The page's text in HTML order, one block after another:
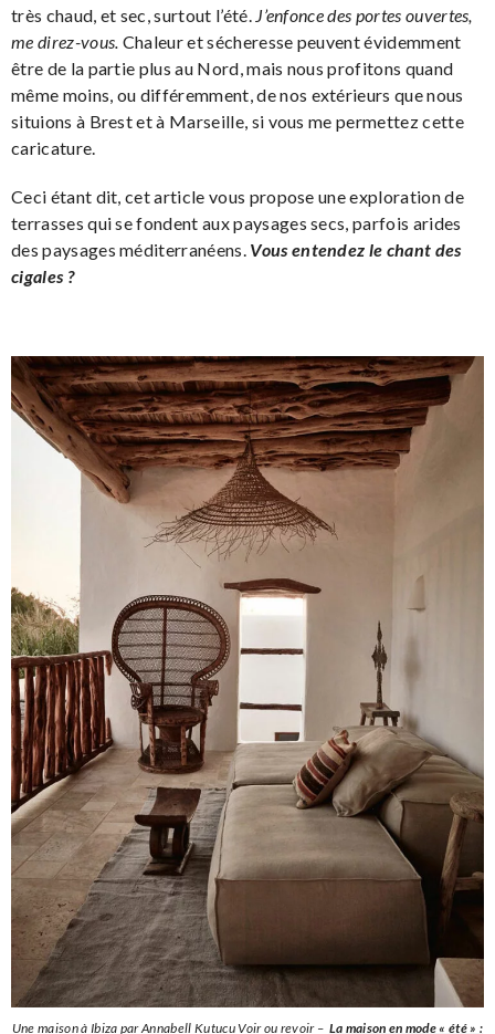
très chaud, et sec, surtout l’été. J’enfonce des portes ouvertes,
me direz-vous. Chaleur et sécheresse peuvent évidemment
être de la partie plus au Nord, mais nous profitons quand
même moins, ou différemment, de nos extérieurs que nous
situions à Brest et à Marseille, si vous me permettez cette
caricature.
Ceci étant dit, cet article vous propose une exploration de
terrasses qui se fondent aux paysages secs, parfois arides
des paysages méditerranéens. Vous entendez le chant des
cigales ?
Une maison à Ibiza par Annabell Kutucu Voir ou revoir – La maison en mode « été » :